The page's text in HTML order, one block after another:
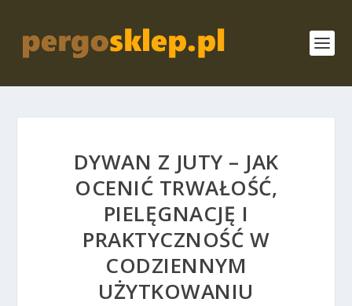
DYWAN Z JUTY – JAK
OCENIĆ TRWAŁOŚĆ,
PIELĘGNACJĘ I
PRAKTYCZNOŚĆ W
CODZIENNYM
UŻYTKOWANIU